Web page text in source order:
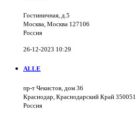
Гостиничная, д.5
Москва, Москва 127106
Россия
26-12-2023 10:29
ALLE
пр-т Чекистов, дом 36
Краснодар, Краснодарский Край 350051
Россия